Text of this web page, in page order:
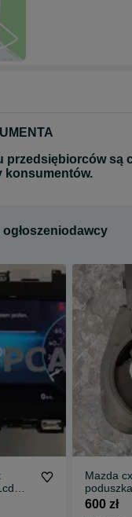
przedsiębiorców są
konsumentów.
Mazda
600 zł